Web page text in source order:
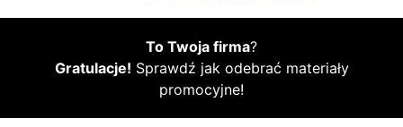
To Twoja firma?
Gratulacje! Sprawdź jak odebrać materiały
promocyjne!